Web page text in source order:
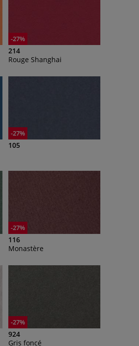
-27%
214
Rouge Shanghai
-27%
105
-27%
116
Monastère
-27%
924
Gris foncé